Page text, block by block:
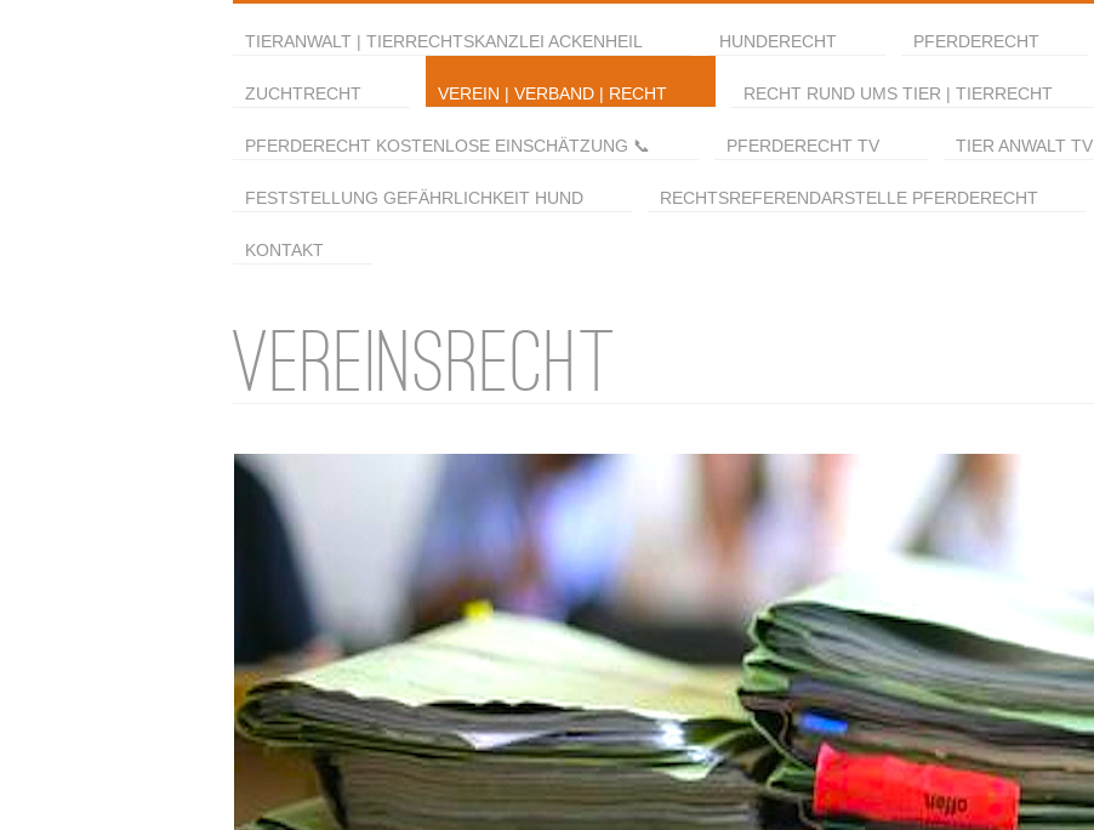
TIERANWALT | TIERRECHTSKANZLEI ACKENHEIL HUNDERECHT PFERDERECHT
ZUCHTRECHT VEREIN | VERBAND | RECHT RECHT RUND UMS TIER | TIERRECHT
PFERDERECHT KOSTENLOSE EINSCHÄTZUNG 📞 PFERDERECHT TV TIER ANWALT TV
FESTSTELLUNG GEFÄHRLICHKEIT HUND RECHTSREFERENDARSTELLE PFERDERECHT
KONTAKT
VEREINSRECHT